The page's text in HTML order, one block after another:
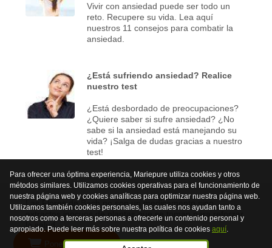
Poner en la cesta
Vivir con ansiedad puede ser todo un
reto. Recupere su vida. Lea aquí
nuestros 11 consejos para combatir la
ansiedad.
¿Está sufriendo ansiedad? Realice
nuestro test
¿Está desbordado de preocupaciones?
¿Quiere saber si sufre ansiedad? ¿No
sabe si la ansiedad está manejando su
vida? ¡Salga de dudas gracias a nuestro
test!
Las Flores de Bach no son un medicamento sino
extractos inocuos de plantas que se toman para reforzar
la salud.
Para ofrecer una óptima experiencia, Mariepure utiliza cookies y otros
métodos similares. Utilizamos cookies operativas para el funcionamiento de
nuestra página web y cookies analíticas para optimizar nuestra página web.
Utilizamos también cookies personales, las cuales nos ayudan tanto a
nosotros como a terceras personas a ofrecerle un contenido personal y
apropiado. Puede leer más sobre nuestra política de cookies aquí